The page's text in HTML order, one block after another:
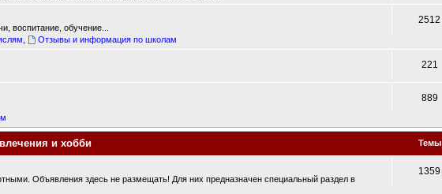
воспитание, обучение...
Отзывы и информация по школам
2512
221
889
и хобби Темы
Объявления здесь не размещать! Для них предназначен специальный раздел в
1359